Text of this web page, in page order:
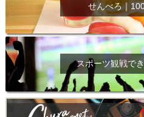
せんべろ｜
スポーツ観戦で